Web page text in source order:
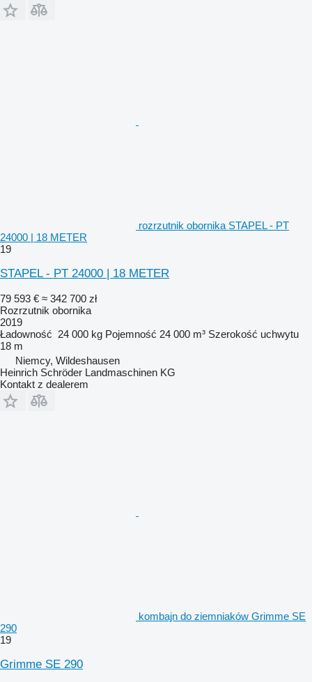
rozrzutnik obornika STAPEL - PT
24000 | 18 METER
19
STAPEL - PT 24000 | 18 METER
79 593 € ≈ 342 700 zł
Rozrzutnik obornika
2019
Ładowność 24 000 kg Pojemność 24 000 m³ Szerokość uchwytu
18 m
Niemcy, Wildeshausen
Heinrich Schröder Landmaschinen KG
Kontakt z dealerem
kombajn do ziemniaków Grimme SE
290
19
Grimme SE 290